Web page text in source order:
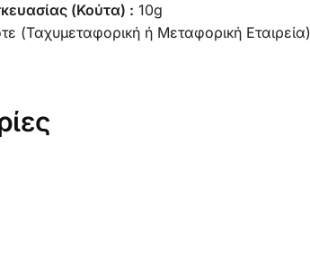
(Κούτα) : 10g
(Ταχυμεταφορική ή Μεταφορική Εταιρεία)